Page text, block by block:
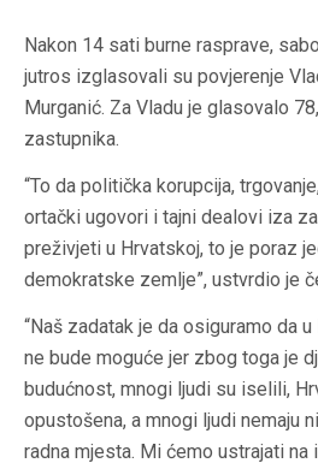
Nakon 14 sati burne rasprave,
jutros izglasovali su povjerenje
Murganić. Za Vladu je glasovalo
zastupnika.
“To da politička korupcija,
ortački ugovori i tajni dealovi iza
preživjeti u Hrvatskoj, to je poraz
demokratske zemlje”, ustvrdio je
“Naš zadatak je da osiguramo da
ne bude moguće jer zbog toga je
budućnost, mnogi ljudi su iselili,
opustošena, a mnogi ljudi nemaju
radna mjesta. Mi ćemo ustrajati na